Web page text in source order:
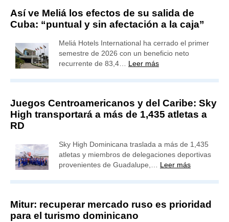
Así ve Meliá los efectos de su salida de
Cuba: “puntual y sin afectación a la caja”
Meliá Hotels International ha cerrado el primer
semestre de 2026 con un beneficio neto
recurrente de 83,4… Leer más
Juegos Centroamericanos y del Caribe: Sky
High transportará a más de 1,435 atletas a
RD
Sky High Dominicana traslada a más de 1,435
atletas y miembros de delegaciones deportivas
provenientes de Guadalupe,… Leer más
Mitur: recuperar mercado ruso es prioridad
para el turismo dominicano